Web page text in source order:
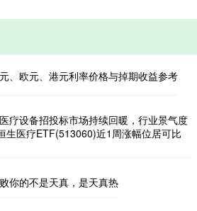
、欧元、港元利率价格与掉期收益参考
疗设备招投标市场持续回暖，行业景气度
生医疗ETF(513060)近1周涨幅位居可比
你的不是天真，是天真热